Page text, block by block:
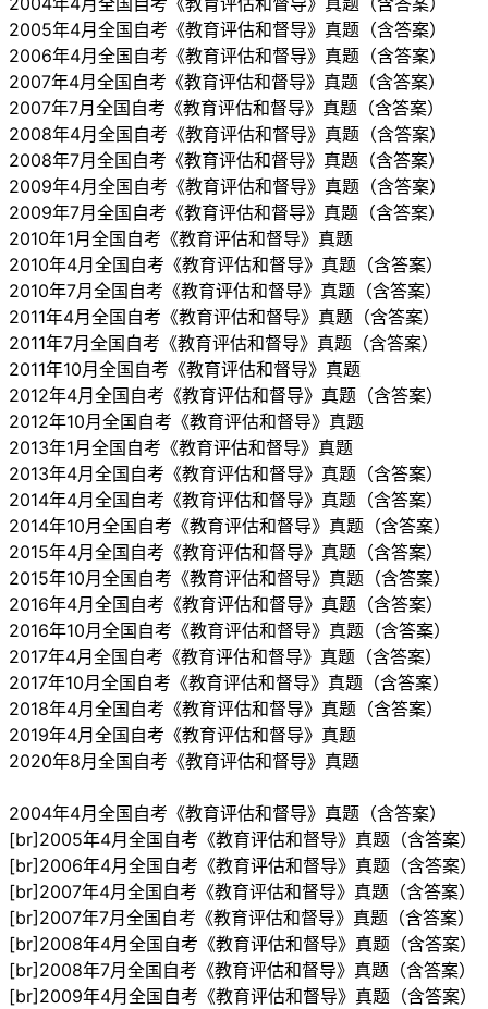
2005年4月全国自考《教育评估和督导》真题（含答案）
2006年4月全国自考《教育评估和督导》真题（含答案）
2007年4月全国自考《教育评估和督导》真题（含答案）
2007年7月全国自考《教育评估和督导》真题（含答案）
2008年4月全国自考《教育评估和督导》真题（含答案）
2008年7月全国自考《教育评估和督导》真题（含答案）
2009年4月全国自考《教育评估和督导》真题（含答案）
2009年7月全国自考《教育评估和督导》真题（含答案）
2010年1月全国自考《教育评估和督导》真题
2010年4月全国自考《教育评估和督导》真题（含答案）
2010年7月全国自考《教育评估和督导》真题（含答案）
2011年4月全国自考《教育评估和督导》真题（含答案）
2011年7月全国自考《教育评估和督导》真题（含答案）
2011年10月全国自考《教育评估和督导》真题
2012年4月全国自考《教育评估和督导》真题（含答案）
2012年10月全国自考《教育评估和督导》真题
2013年1月全国自考《教育评估和督导》真题
2013年4月全国自考《教育评估和督导》真题（含答案）
2014年4月全国自考《教育评估和督导》真题（含答案）
2014年10月全国自考《教育评估和督导》真题（含答案）
2015年4月全国自考《教育评估和督导》真题（含答案）
2015年10月全国自考《教育评估和督导》真题（含答案）
2016年4月全国自考《教育评估和督导》真题（含答案）
2016年10月全国自考《教育评估和督导》真题（含答案）
2017年4月全国自考《教育评估和督导》真题（含答案）
2017年10月全国自考《教育评估和督导》真题（含答案）
2018年4月全国自考《教育评估和督导》真题（含答案）
2019年4月全国自考《教育评估和督导》真题
2020年8月全国自考《教育评估和督导》真题
2004年4月全国自考《教育评估和督导》真题（含答案）
[br]2005年4月全国自考《教育评估和督导》真题（含答案）
[br]2006年4月全国自考《教育评估和督导》真题（含答案）
[br]2007年4月全国自考《教育评估和督导》真题（含答案）
[br]2007年7月全国自考《教育评估和督导》真题（含答案）
[br]2008年4月全国自考《教育评估和督导》真题（含答案）
[br]2008年7月全国自考《教育评估和督导》真题（含答案）
[br]2009年4月全国自考《教育评估和督导》真题（含答案）